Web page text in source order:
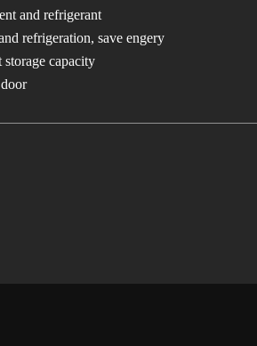
and refrigerant
refrigeration, save engery
capacity